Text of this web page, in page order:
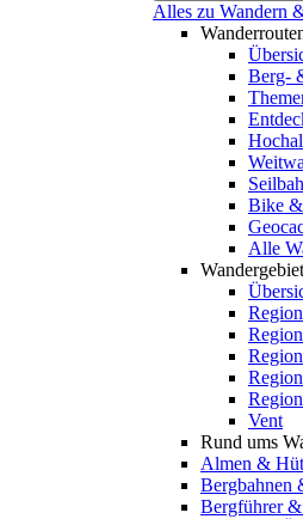
Alles zu Wandern
Berg-
Bike
Alle
Vent
Rund ums
Almen &
Bergbahnen
Bergführer